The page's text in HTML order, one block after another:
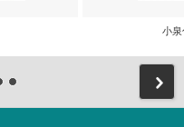
小泉